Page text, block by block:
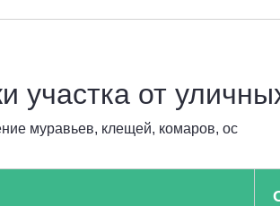
участка от
муравьев, клещей, комаров, ос